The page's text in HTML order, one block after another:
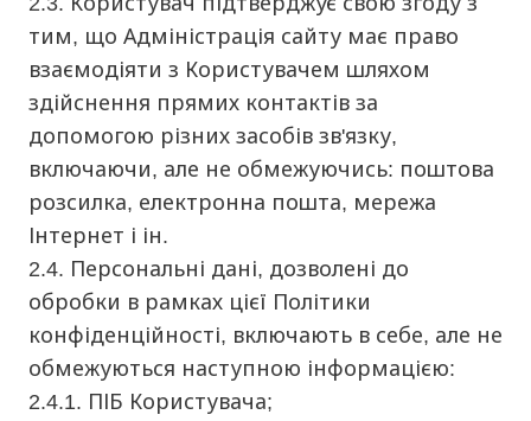
тим, що Адміністрація сайту має право
взаємодіяти з Користувачем шляхом
здійснення прямих контактів за
допомогою різних засобів зв'язку,
включаючи, але не обмежуючись: поштова
розсилка, електронна пошта, мережа
Інтернет і ін.
2.4. Персональні дані, дозволені до
обробки в рамках цієї Політики
конфіденційності, включають в себе, але не
обмежуються наступною інформацією:
2.4.1. ПІБ Користувача;